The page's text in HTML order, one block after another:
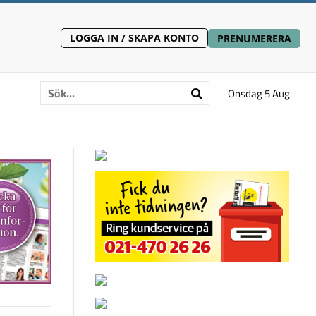
LOGGA IN / SKAPA KONTO PRENUMERERA
Onsdag 5 Aug